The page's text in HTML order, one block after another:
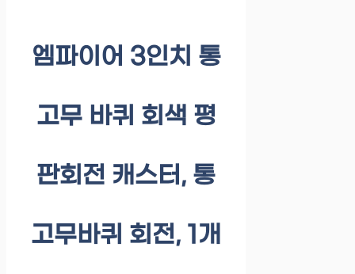
엠파이어 3인치 통
고무 바퀴 회색 평
판회전 캐스터, 통
고무바퀴 회전, 1개